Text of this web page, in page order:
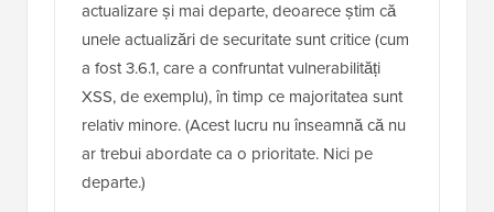
actualizare și mai departe, deoarece știm că
unele actualizări de securitate sunt critice (cum
a fost 3.6.1, care a confruntat vulnerabilități
XSS, de exemplu), în timp ce majoritatea sunt
relativ minore. (Acest lucru nu înseamnă că nu
ar trebui abordate ca o prioritate. Nici pe
departe.)